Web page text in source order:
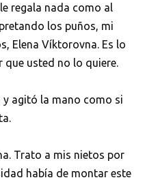
regala nada como al
los puños, mi
Elena Víktorovna. Es lo
usted no lo quiere.
y agitó la mano como si
Trato a mis nietos por
había de montar este